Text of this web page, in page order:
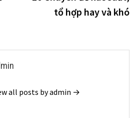
tổ hợp hay và khó
all posts by admin →